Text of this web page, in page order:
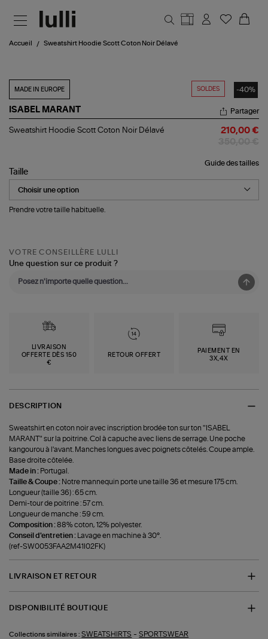
Accueil Sweatshirt Hoodie Scott Coton Noir Délavé
SOLDES -40%
MADE IN EUROPE
ISABEL MARANT
Sweatshirt
Noir
Délavé
Partager
Sweatshirt Hoodie Scott Coton Noir Délavé 210,00 €
Guide des tailles
Taille
Prendre votre taille habituelle.
VOTRE CONSEILLÈRE LULLI
Une question sur ce produit ?
LIVRAISON
OFFERTE DÈS 150
€
RETOUR OFFERT
PAIEMENT EN
3X,4X
DESCRIPTION
Sweatshirt en coton noir avec inscription brodée ton sur ton "ISABEL
MARANT" sur la poitrine. Col à capuche avec liens de serrage. Une poche
kangourou à l'avant. Manches longues avec poignets côtelés. Coupe ample.
Base droite côtelée.
Made in : Portugal.
Taille & Coupe : Notre mannequin porte une taille 36 et mesure 175 cm.
Longueur (taille 36) : 65 cm.
Demi-tour de poitrine : 57 cm.
Longueur de manche : 59 cm.
Composition :88% coton, 12% polyester.
Conseil d'entretien :
Lavage en machine à 30°.
(ref-SW0053FAA2M41I02FK)
LIVRAISON ET RETOUR
DISPONIBILITÉ BOUTIQUE
Collections similaires : SWEATSHIRTS -SPORTSWEAR